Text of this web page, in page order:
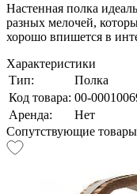
Настенная полка
разных мелочей,
хорошо впишется в
Характеристики
Тип:
Полка
Код товара: 00-
Аренда:
Нет
Сопутствующие товары